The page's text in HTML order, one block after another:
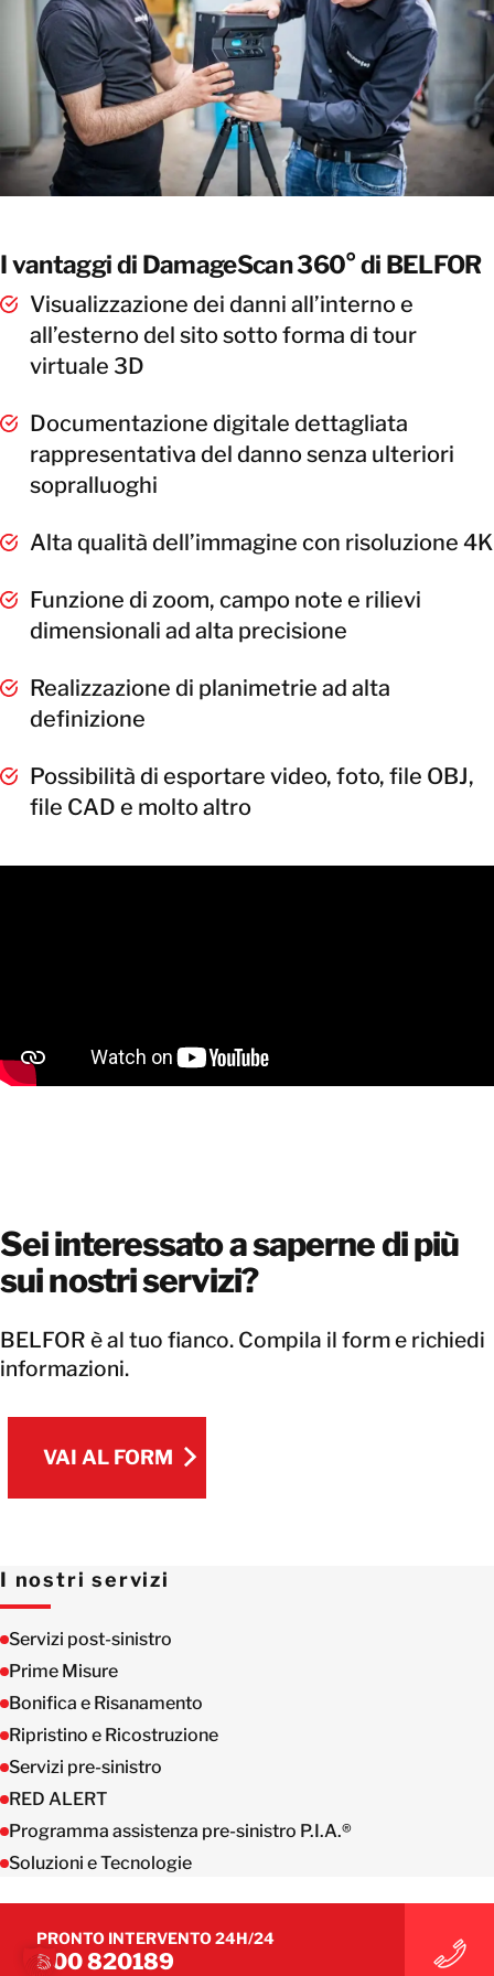
I nostri servizi
Servizi post-sinistro
Prime Misure
Bonifica e Risanamento
Ripristino e Ricostruzione
Servizi pre-sinistro
RED ALERT
Programma assistenza pre-sinistro P.I.A.®
Soluzioni e Tecnologie
I vantaggi di DamageScan 360° di BELFOR
Visualizzazione dei danni all’interno e
all’esterno del sito sotto forma di tour
virtuale 3D
Documentazione digitale dettagliata
rappresentativa del danno senza ulteriori
sopralluoghi
Alta qualità dell’immagine con risoluzione 4K
Funzione di zoom, campo note e rilievi
dimensionali ad alta precisione
Realizzazione di planimetrie ad alta
definizione
Possibilità di esportare video, foto, file OBJ,
file CAD e molto altro
Sei interessato a saperne di più
sui nostri servizi?
BELFOR è al tuo fianco. Compila il form e richiedi
informazioni.
VAI AL FORM
PRONTO INTERVENTO 24H/24
800 820189